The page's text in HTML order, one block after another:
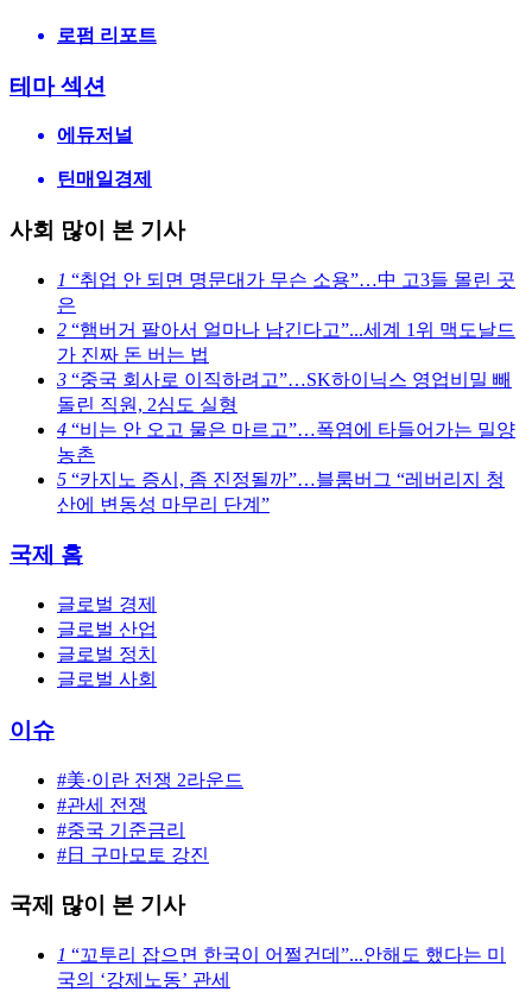
로펌 리포트
테마 섹션
에듀저널
틴매일경제
사회 많이 본 기사
1 “취업 안 되면 명문대가 무슨 소용”…中 고3들 몰린 곳
은
2 “햄버거 팔아서 얼마나 남긴다고”...세계 1위 맥도날드
가 진짜 돈 버는 법
3 “중국 회사로 이직하려고”…SK하이닉스 영업비밀 빼
돌린 직원, 2심도 실형
4 “비는 안 오고 물은 마르고”…폭염에 타들어가는 밀양
농촌
5 “카지노 증시, 좀 진정될까”…블룸버그 “레버리지 청
산에 변동성 마무리 단계”
국제 홈
글로벌 경제
글로벌 산업
글로벌 정치
글로벌 사회
이슈
#美·이란 전쟁 2라운드
#관세 전쟁
#중국 기준금리
#日 구마모토 강진
국제 많이 본 기사
1 “꼬투리 잡으면 한국이 어쩔건데”...안해도 했다는 미
국의 ‘강제노동’ 관세